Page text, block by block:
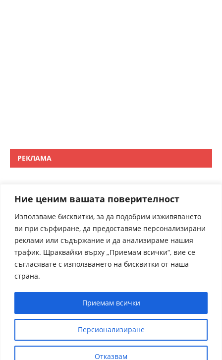
Ние ценим вашата поверителност
Използваме бисквитки, за да подобрим изживяването
ви при сърфиране, да предоставяме персонализирани
реклами или съдържание и да анализираме нашия
трафик. Щраквайки върху „Приемам всички“, вие се
съгласявате с използването на бисквитки от наша
страна.
Персионализиране
Отказвам
Приемам всички
РЕКЛАМА
receptite.online - Някои от рецептите са преведени от